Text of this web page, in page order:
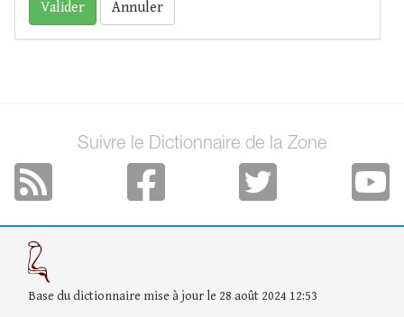
Annuler
Suivre le Dictionnaire de la Zone
Base du dictionnaire mise à jour le 28 août 2024 12:53